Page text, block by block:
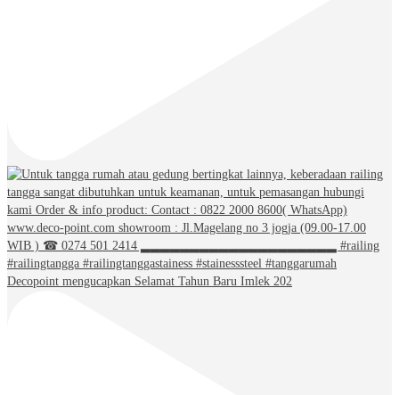
Decopoint mengucapkan Selamat Tahun Baru Imlek 202